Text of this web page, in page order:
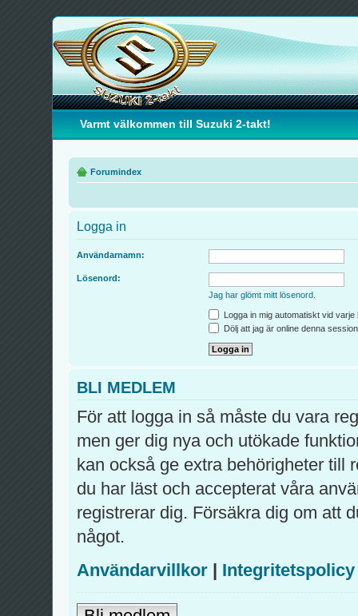
Varmt välkommen till Suzuki 2-takt!
Forumindex
Logga in
Användarnamn:
Lösenord:
Jag har glömt mitt lösenord.
Logga in mig automatiskt vid varje
Dölj att jag är online denna
BLI MEDLEM
För att logga in så måste du vara
men ger dig nya och utökade
kan också ge extra behörigheter till
du har läst och accepterat våra
registrerar dig. Försäkra dig om att
något.
Användarvillkor | Integritetspolicy